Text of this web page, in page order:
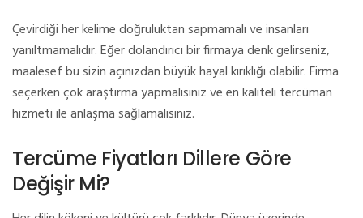
Çevirdiği her kelime doğruluktan sapmamalı ve insanları
yanıltmamalıdır. Eğer dolandırıcı bir firmaya denk gelirseniz,
maalesef bu sizin açınızdan büyük hayal kırıklığı olabilir. Firma
seçerken çok araştırma yapmalısınız ve en kaliteli tercüman
hizmeti ile anlaşma sağlamalısınız.
Tercüme Fiyatları Dillere Göre
Değişir Mi?